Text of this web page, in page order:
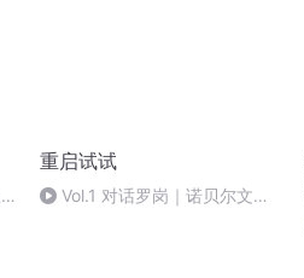
重启试试
Vol.1 对话罗岗｜诺贝尔文学